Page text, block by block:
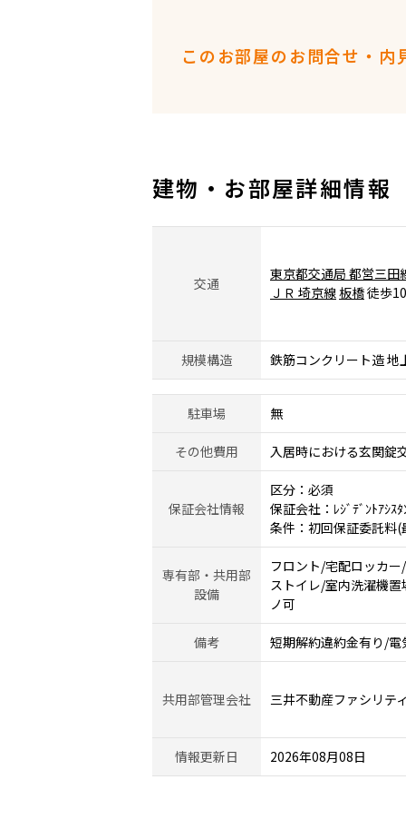
このお部屋のお問合せ・内
建物・お部屋詳細情報
交通
東京都交通局 都営三田
ＪＲ 埼京線板橋徒歩
規模構造 鉄筋コンクリート造 地
駐車場 無
その他費用 入居時における玄関錠
保証会社情報
区分：必須
保証会社：ﾚｼﾞﾃﾞﾝﾄｱｼｽ
条件：初回保証委託料
専有部・共用部
設備
フロント/宅配ロッカ
ストイレ/室内洗濯機
ノ可
備考 短期解約違約金有り/
共用部管理会社 三井不動産ファシリテ
情報更新日 2026年08月08日